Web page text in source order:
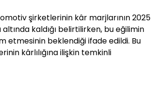
şirketlerinin kâr marjlarının 2025
altında kaldığı belirtilirken, bu eğilimin
etmesinin beklendiği ifade edildi. Bu
kârlılığına ilişkin temkinli